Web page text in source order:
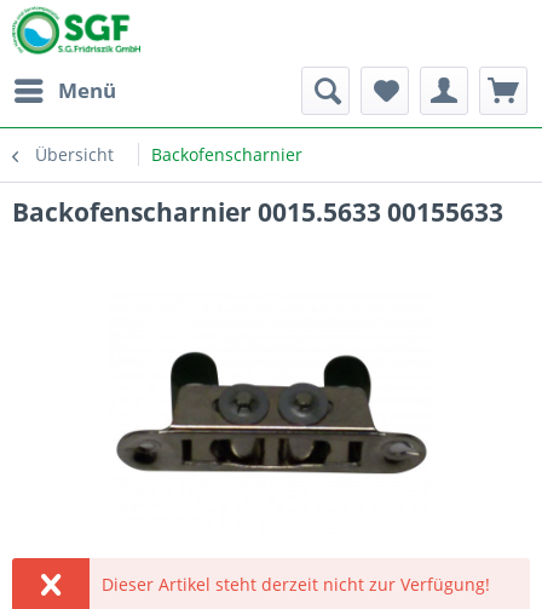
Menü
Übersicht Backofenscharnier
Backofenscharnier 0015.5633 00155633
Dieser Artikel steht derzeit nicht zur Verfügung!